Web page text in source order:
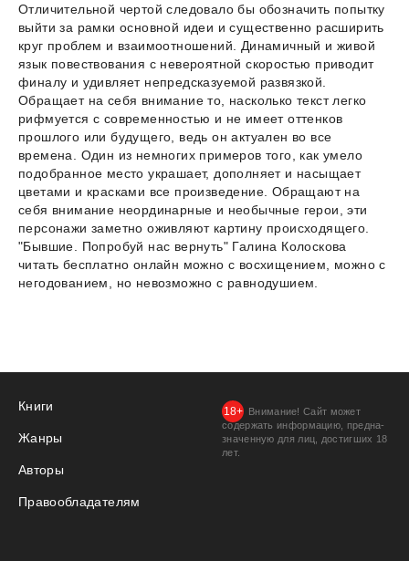
Отличительной чертой следовало бы обозначить попытку
выйти за рамки основной идеи и существенно расширить
круг проблем и взаимоотношений. Динамичный и живой
язык повествования с невероятной скоростью приводит
финалу и удивляет непредсказуемой развязкой.
Обращает на себя внимание то, насколько текст легко
рифмуется с современностью и не имеет оттенков
прошлого или будущего, ведь он актуален во все
времена. Один из немногих примеров того, как умело
подобранное место украшает, дополняет и насыщает
цветами и красками все произведение. Обращают на
себя внимание неординарные и необычные герои, эти
персонажи заметно оживляют картину происходящего.
"Бывшие. Попробуй нас вернуть" Галина Колоскова
читать бесплатно онлайн можно с восхищением, можно с
негодованием, но невозможно с равнодушием.
Книги
Жанры
Авторы
Правообладателям
Внимание! Сайт может
содержать информацию, предна­
значенную для лиц, дости­гших 18
лет.